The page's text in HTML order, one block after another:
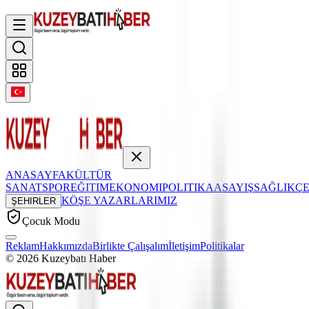
ANASAYFAKÜLTÜR
SANATSPOREĞITIMEKONOMIPOLITIKAASAYIŞSAĞLIK
ŞEHIRLER KÖŞE YAZARLARIMIZ
Çocuk Modu
ReklamHakkımızdaBirlikte ÇalışalımİletişimPolitikalar
© 2026 Kuzeybatı Haber